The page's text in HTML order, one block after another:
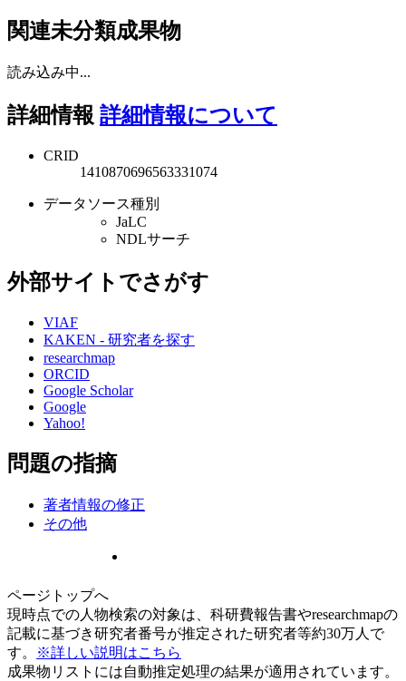
関連未分類成果物
読み込み中...
詳細情報 詳細情報について
CRID
1410870696563331074
データソース種別
JaLC
NDLサーチ
外部サイトでさがす
VIAF
KAKEN - 研究者を探す
researchmap
ORCID
Google Scholar
Google
Yahoo!
問題の指摘
著者情報の修正
その他
ページトップへ
現時点での人物検索の対象は、科研費報告書やresearchmapの
記載に基づき研究者番号が推定された研究者等約30万人で
す。
※詳しい説明はこちら
成果物リストには自動推定処理の結果が適用されています。